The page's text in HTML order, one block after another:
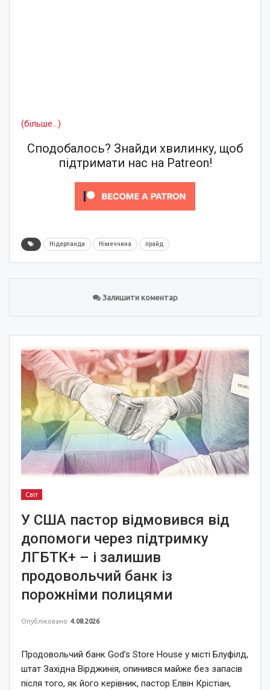
(більше…)
Сподобалось? Знайди хвилинку, щоб
підтримати нас на Patreon!
Нідерланди Німеччина прайд
Залишити коментар
Світ
У США пастор відмовився від
допомоги через підтримку
ЛГБТК+ – і залишив
продовольчий банк із
порожніми полицями
Опубліковано 4.08.2026
Продовольчий банк God’s Store House у місті Блуфілд,
штат Західна Вірджинія, опинився майже без запасів
після того, як його керівник, пастор Елвін Крістіан,